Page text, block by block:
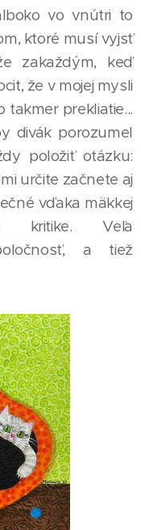
vo vnútri to
ktoré musí vyjsť
zakaždým, keď
že v mojej mysli
takmer prekliatie...
divák porozumel
položiť otázku:
určite začnete aj
vďaka mäkkej
kritike. Veľa
a tiež